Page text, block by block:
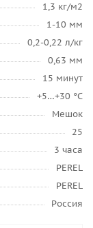
1,3 кг/м2
1-10 мм
0,2-0,22 л/кг
0,63 мм
15 минут
+5…+30 °C
Мешок
25
3 часа
PEREL
PEREL
Россия